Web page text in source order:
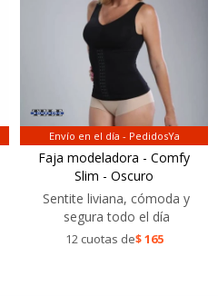
Envío en el día - PedidosYa
Faja modeladora - Comfy
Slim - Oscuro
Sentite liviana, cómoda y
segura todo el día
12 cuotas de$165